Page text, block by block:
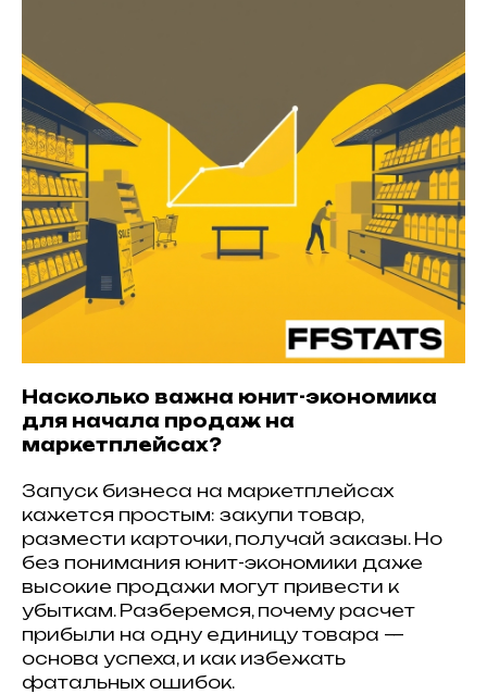
Насколько важна юнит-экономика
для начала продаж на
маркетплейсах?
Запуск бизнеса на маркетплейсах
кажется простым: закупи товар,
размести карточки, получай заказы. Но
без понимания юнит-экономики даже
высокие продажи могут привести к
убыткам. Разберемся, почему расчет
прибыли на одну единицу товара —
основа успеха, и как избежать
фатальных ошибок.